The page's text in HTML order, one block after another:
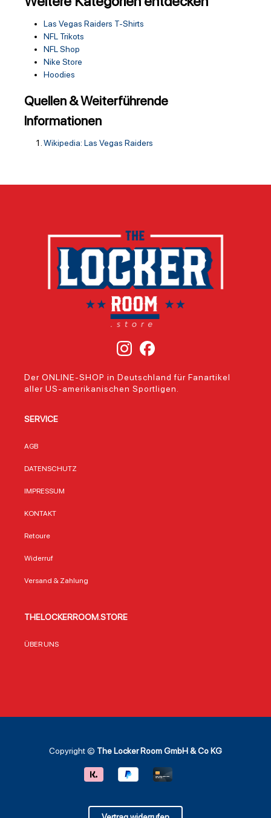
Las Vegas Raiders T-Shirts
NFL Trikots
NFL Shop
Nike Store
Hoodies
Quellen & Weiterführende
Informationen
Wikipedia: Las Vegas Raiders
Der ONLINE-SHOP in Deutschland für Fanartikel
aller US-amerikanischen Sportligen.
SERVICE
AGB
DATENSCHUTZ
IMPRESSUM
KONTAKT
Retoure
Widerruf
Versand & Zahlung
THELOCKERROOM.STORE
ÜBER UNS
Copyright © The Locker Room GmbH & Co KG